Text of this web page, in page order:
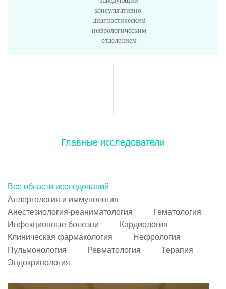
консультативно-
диагностическим
нефрологическим
отделением
Главные исследователи
Все области исследований
Аллергология и иммунология
Анестезиология-реаниматология
Гематология
Инфекционные болезни
Кардиология
Клиническая фармакология
Нефрология
Пульмонология
Ревматология
Терапия
Эндокринология